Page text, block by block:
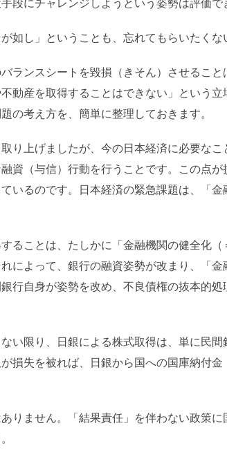
段にチャレンジしようという姿勢は評価で
如し」ということも、忘れてもらいたくな
ランスシートを毀損（きそん）させるこ
動産を取得することはできない」という
の考え方を、簡単に整理しておきます。
り上げましたが、今の日本経済に必要なこ
資（与信）行動を行うことです。この点
いるのです。日本経済の緊急課題は、「
ることは、たしかに「金融機関の健全化
によって、銀行の融資姿勢が改まり、「
行自身が姿勢を改め、不良債権の抜本的
ない限り、日銀による株式取得は、単に民
損失を被れば、日銀から国への国庫納付
ありません。「結果責任」を伴わない政策